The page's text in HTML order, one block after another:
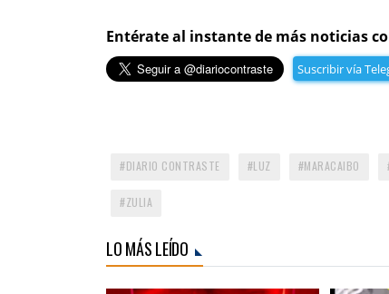
Entérate al instante de más noticias
Suscribir vía
DIARIO CONTRASTE LUZ MARACAIBO
ZULIA
LO MÁS LEÍDO